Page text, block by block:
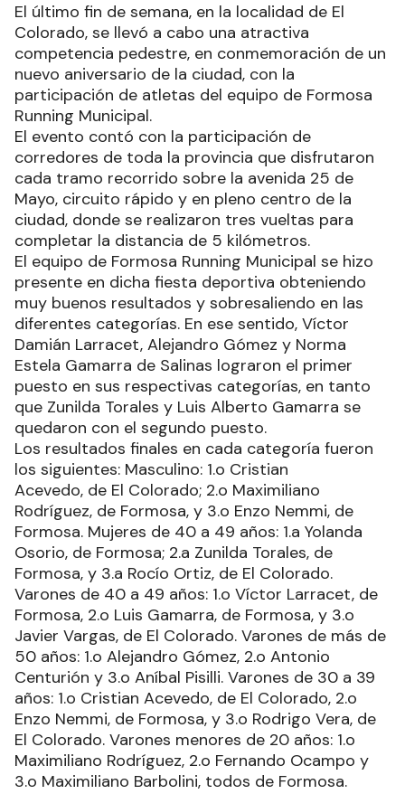
El último fin de semana, en la localidad de El
Colorado, se llevó a cabo una atractiva
competencia pedestre, en conmemoración de un
nuevo aniversario de la ciudad, con la
participación de atletas del equipo de Formosa
Running Municipal.
El evento contó con la participación de
corredores de toda la provincia que disfrutaron
cada tramo recorrido sobre la avenida 25 de
Mayo, circuito rápido y en pleno centro de la
ciudad, donde se realizaron tres vueltas para
completar la distancia de 5 kilómetros.
El equipo de Formosa Running Municipal se hizo
presente en dicha fiesta deportiva obteniendo
muy buenos resultados y sobresaliendo en las
diferentes categorías. En ese sentido, Víctor
Damián Larracet, Alejandro Gómez y Norma
Estela Gamarra de Salinas lograron el primer
puesto en sus respectivas categorías, en tanto
que Zunilda Torales y Luis Alberto Gamarra se
quedaron con el segundo puesto.
Los resultados finales en cada categoría fueron
los siguientes: Masculino: 1.o Cristian
Acevedo, de El Colorado; 2.o Maximiliano
Rodríguez, de Formosa, y 3.o Enzo Nemmi, de
Formosa. Mujeres de 40 a 49 años: 1.a Yolanda
Osorio, de Formosa; 2.a Zunilda Torales, de
Formosa, y 3.a Rocío Ortiz, de El Colorado.
Varones de 40 a 49 años: 1.o Víctor Larracet, de
Formosa, 2.o Luis Gamarra, de Formosa, y 3.o
Javier Vargas, de El Colorado. Varones de más de
50 años: 1.o Alejandro Gómez, 2.o Antonio
Centurión y 3.o Aníbal Pisilli. Varones de 30 a 39
años: 1.o Cristian Acevedo, de El Colorado, 2.o
Enzo Nemmi, de Formosa, y 3.o Rodrigo Vera, de
El Colorado. Varones menores de 20 años: 1.o
Maximiliano Rodríguez, 2.o Fernando Ocampo y
3.o Maximiliano Barbolini, todos de Formosa.